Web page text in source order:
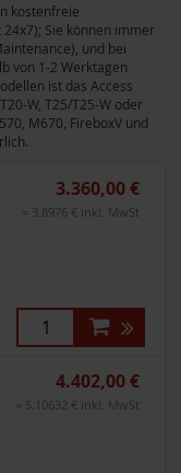
kostenfreie
Sie können immer
und bei
von 1-2 Werktagen
ist das Access
W, T25/T25-W oder
M670, FireboxV und
3.360,00 €
= 3.8976 € inkl. MwSt
4.402,00 €
= 5.10632 € inkl. MwSt